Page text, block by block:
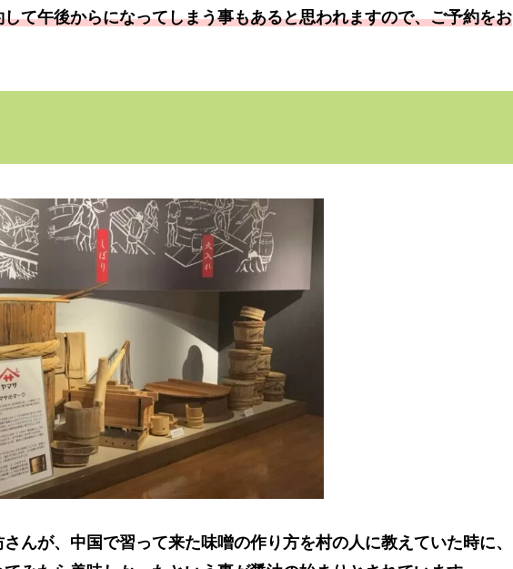
て午後からになってしまう事もあると思われますので、ご予約をお
んが、中国で習って来た味噌の作り方を村の人に教えていた時に、